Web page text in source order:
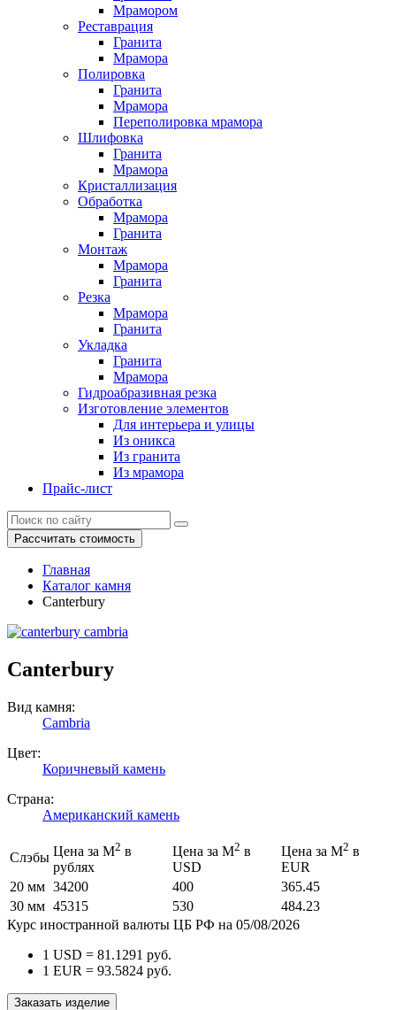
Мрамором
Реставрация
Гранита
Мрамора
Полировка
Гранита
Мрамора
Переполировка мрамора
Шлифовка
Гранита
Мрамора
Кристаллизация
Обработка
Мрамора
Гранита
Монтаж
Мрамора
Гранита
Резка
Мрамора
Гранита
Укладка
Гранита
Мрамора
Гидроабразивная резка
Изготовление элементов
Для интерьера и улицы
Из оникса
Из гранита
Из мрамора
Прайс-лист
Рассчитать стоимость
Главная
Каталог камня
Canterbury
Canterbury
Вид камня:
Cambria
Цвет:
Коричневый камень
Страна:
Американский камень
Слэбы Цена за М2 в
рублях
Цена за М2 в
USD
Цена за М2 в
EUR
20 мм 34200 400
365.45
30 мм 45315 530
484.23
Курс иностранной валюты ЦБ РФ на 05/08/2026
1 USD = 81.1291 руб.
1 EUR = 93.5824 руб.
Заказать изделие